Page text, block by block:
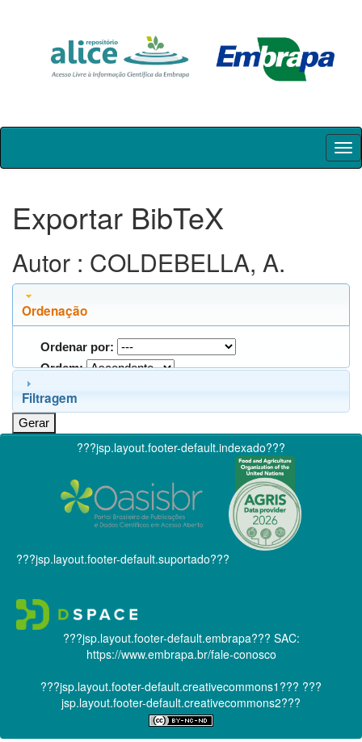
Skip
Exportar BibTeX
Autor : COLDEBELLA, A.
Ordenação
Ordenar por:
Ordem:
Filtragem
???jsp.layout.footer-default.indexado???
???jsp.layout.footer-default.suportado???
???jsp.layout.footer-default.embrapa??? SAC:
https://www.embrapa.br/fale-conosco
???jsp.layout.footer-default.creativecommons1??? ???
jsp.layout.footer-default.creativecommons2???